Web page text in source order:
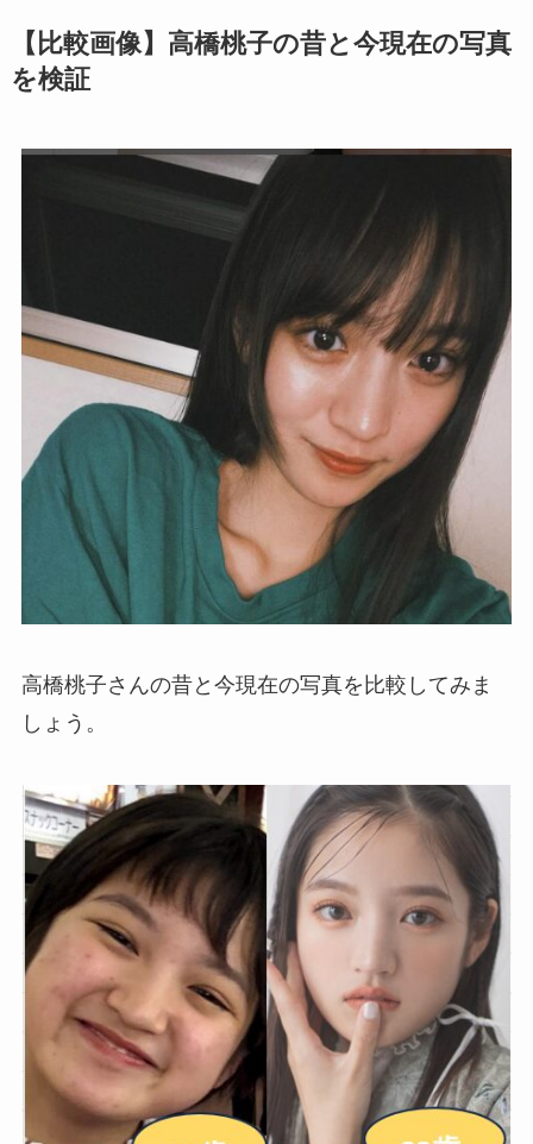
【比較画像】高橋桃子の昔と今現在の写真
を検証
高橋桃子さんの昔と今現在の写真を比較してみま
しょう。